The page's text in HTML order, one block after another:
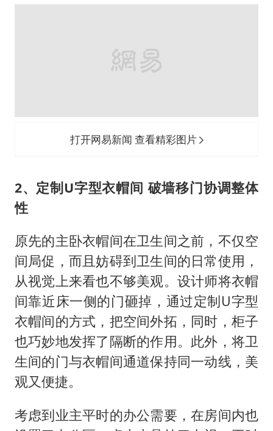
2、定制U字型衣帽间 破墙移门协调整体
原先的主卧衣帽间在卫生间之前，不仅空
间靠近床一侧的门砸掉，通过定制U字型
衣帽间的方式，把空间外拓，同时，柜子
生间的门与衣帽间通道保持同一动线，美
观又便捷。
考虑到业主平时的办公需要，在房间内也
设置了办公区，桌上也悬挂了电视，平时
也可以不和老人、小孩抢遥控器，有一番
自己的独立天地。其实，贴心的设计师在
每个房间都安排了独有的学习休闲角落，
让每个家庭成员都有自己的独立空间。